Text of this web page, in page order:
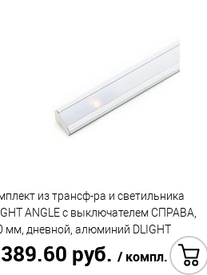
из трансф-ра и светильника
ANGLE с выключателем СПРАВА,
мм, дневной, алюминий DLIGHT
руб. / компл.